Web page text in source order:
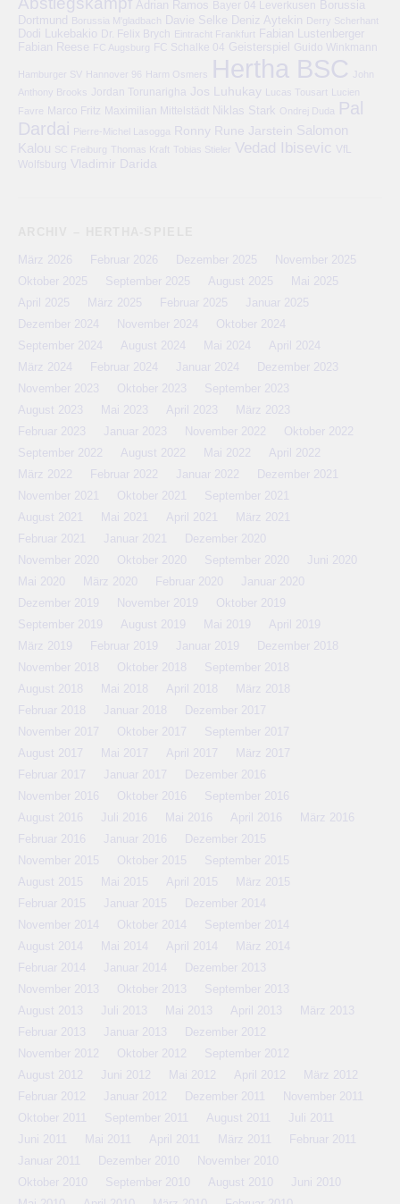
Adrian Ramos Bayer 04 Leverkusen
Borussia
Dortmund
Borussia M'gladbach Davie Selke Deniz Aytekin Derry Scherhant
Dodi Lukebakio Dr. Felix Brych Eintracht Frankfurt Fabian Lustenberger
Fabian Reese FC Augsburg FC Schalke 04 Geisterspiel Guido Winkmann
Hamburger SV Hannover 96 Harm Osmers Hertha BSC
John
Anthony Brooks
Jordan Torunarigha Jos Luhukay Lucas Tousart Lucien
Favre
Marco Fritz Maximilian Mittelstädt Niklas Stark Ondrej Duda Pal
Dardai Pierre-Michel Lasogga Ronny Rune Jarstein Salomon
Kalou SC Freiburg Thomas Kraft Tobias Stieler Vedad Ibisevic
VfL
Wolfsburg
Vladimir Darida
März 2026 Februar 2026 Dezember 2025
November 2025
Oktober 2025
September 2025 August 2025
Mai 2025
April 2025
März 2025 Februar 2025
Januar 2025
Dezember 2024
November 2024
Oktober 2024
September 2024
August 2024 Mai 2024
April 2024
März 2024
Februar 2024 Januar 2024
Dezember 2023
November 2023
Oktober 2023
September 2023
August 2023
Mai 2023 April 2023
März 2023
Februar 2023
Januar 2023 November 2022
Oktober 2022
September 2022
August 2022 Mai 2022
April 2022
März 2022
Februar 2022 Januar 2022
Dezember 2021
November 2021
Oktober 2021
September 2021
August 2021
Mai 2021 April 2021
März 2021
Februar 2021
Januar 2021
Dezember 2020
November 2020
Oktober 2020 September 2020
Juni 2020
Mai 2020
März 2020 Februar 2020
Januar 2020
Dezember 2019
November 2019
Oktober 2019
September 2019
August 2019 Mai 2019
April 2019
März 2019
Februar 2019 Januar 2019
Dezember 2018
November 2018
Oktober 2018
September 2018
August 2018
Mai 2018 April 2018
März 2018
Februar 2018
Januar 2018
Dezember 2017
November 2017
Oktober 2017
September 2017
August 2017
Mai 2017 April 2017
März 2017
Februar 2017
Januar 2017
Dezember 2016
November 2016
Oktober 2016
September 2016
August 2016
Juli 2016 Mai 2016 April 2016
März 2016
Februar 2016
Januar 2016
Dezember 2015
November 2015
Oktober 2015
September 2015
August 2015
Mai 2015 April 2015
März 2015
Februar 2015
Januar 2015
Dezember 2014
November 2014
Oktober 2014
September 2014
August 2014
Mai 2014 April 2014
März 2014
Februar 2014
Januar 2014
Dezember 2013
November 2013
Oktober 2013
September 2013
August 2013
Juli 2013 Mai 2013 April 2013
März 2013
Februar 2013
Januar 2013
Dezember 2012
November 2012
Oktober 2012
September 2012
August 2012
Juni 2012 Mai 2012 April 2012
März 2012
Februar 2012
Januar 2012 Dezember 2011
November 2011
Oktober 2011
September 2011 August 2011
Juli 2011
Juni 2011
Mai 2011 April 2011 März 2011
Februar 2011
Januar 2011
Dezember 2010
November 2010
Oktober 2010
September 2010 August 2010
Juni 2010